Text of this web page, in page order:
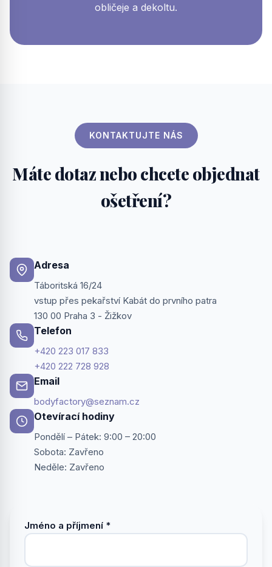
obličeje a dekoltu.
KONTAKTUJTE NÁS
Máte dotaz nebo chcete objednat
ošetření?
Adresa
Táboritská 16/24
vstup přes pekařství Kabát do prvního patra
130 00 Praha 3 - Žižkov
Telefon
+420 223 017 833
+420 222 728 928
Email
bodyfactory@seznam.cz
Otevírací hodiny
Pondělí – Pátek: 9:00 – 20:00
Sobota: Zavřeno
Neděle: Zavřeno
Jméno a příjmení *